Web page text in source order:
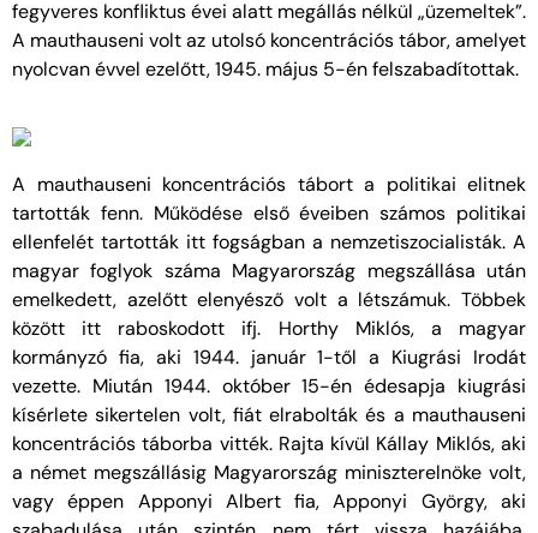
fegyveres konfliktus évei alatt megállás nélkül „üzemeltek”.
A mauthauseni volt az utolsó koncentrációs tábor, amelyet
nyolcvan évvel ezelőtt, 1945. május 5-én felszabadítottak.
A mauthauseni koncentrációs tábort a politikai elitnek
tartották fenn. Működése első éveiben számos politikai
ellenfelét tartották itt fogságban a nemzetiszocialisták. A
magyar foglyok száma Magyarország megszállása után
emelkedett, azelőtt elenyésző volt a létszámuk. Többek
között itt raboskodott ifj. Horthy Miklós, a magyar
kormányzó fia, aki 1944. január 1-től a Kiugrási Irodát
vezette. Miután 1944. október 15-én édesapja kiugrási
kísérlete sikertelen volt, fiát elrabolták és a mauthauseni
koncentrációs táborba vitték. Rajta kívül Kállay Miklós, aki
a német megszállásig Magyarország miniszterelnöke volt,
vagy éppen Apponyi Albert fia, Apponyi György, aki